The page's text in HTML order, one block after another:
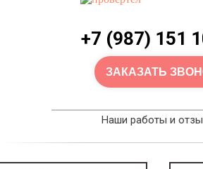
+7 (987) 151
Наши работы и
ЗАКАЗАТЬ